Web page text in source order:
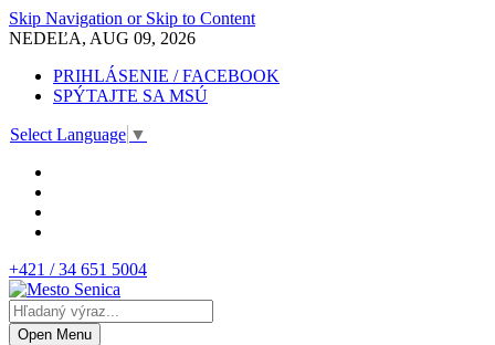
Skip Navigation or Skip to Content
NEDEĽA, AUG 09, 2026
PRIHLÁSENIE / FACEBOOK
SPÝTAJTE SA MSÚ
Select Language ▼
+421 / 34 651 5004
Open Menu